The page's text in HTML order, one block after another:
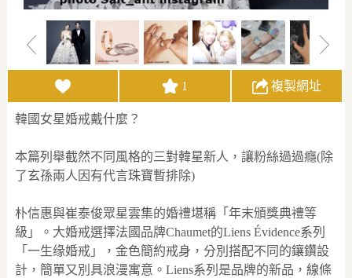
1 複製網址
韓國女星婚戒戴什麼？
本篇列舉截然不同風格的三對韓星新人，讓粉絲過過癮(除
了玄孫兩人因有代言珠寶暫排除)
朴信惠與崔泰俊眾星雲集的婚禮堪稱「年末頒獎典禮等
級」。大婚戒選擇法國品牌Chaumet的Liens Évidence系列
「一生缘婚戒」，金色簡約戒身，分別搭配不同的鑲鑽設
計，簡單又別具浪漫寓意。Liens系列是品牌的新品，線條